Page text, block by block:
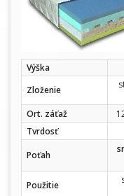
Výška
Zloženie
Ort. záťaž
Tvrdosť
Poťah
Použitie